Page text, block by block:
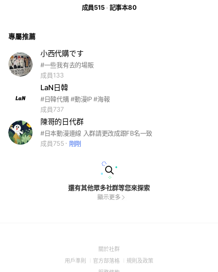
成員515 記事本80
專屬推薦
小西代購です
#一些我有去的場販
成員133
LaN日韓
#日韓代購 #動漫IP #海報
成員737
陳哥的日代群
#日本動漫連線 入群請更改成跟FB名一致
成員755
剛剛
還有其他眾多社群等您來探索
顯示更多
關於社群(Open
用戶準則
(Open
官方部落格
(Open
規則及政策(Open